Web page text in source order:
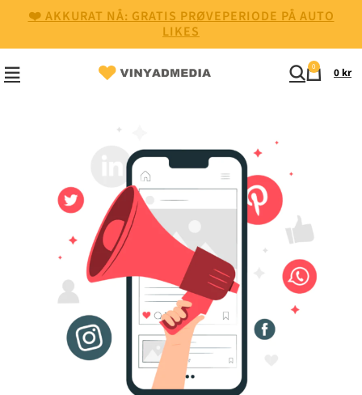
❤️ AKKURAT NÅ: GRATIS PRØVEPERIODE PÅ AUTO
LIKES
0 0kr